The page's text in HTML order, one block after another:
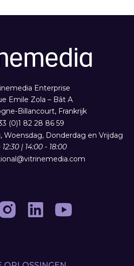
Enterprise
Emile Zola – Bât A
Billancourt, Frankrijk
(0)1 82 28 86 59
Woensdag, Donderdag en Vrijdag
| 14:00 - 18:00
@vitrinemedia.com